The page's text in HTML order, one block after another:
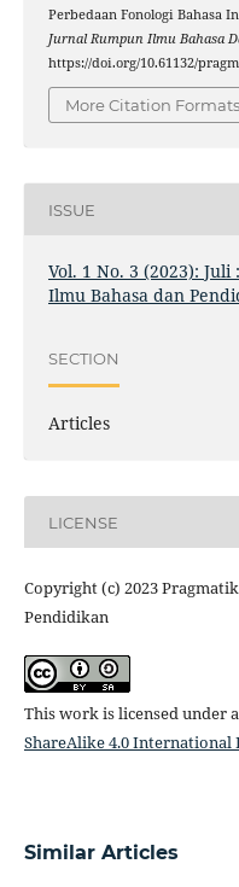
Perbedaan Fonologi Bahasa
Jurnal Rumpun Ilmu Bahasa
https://doi.org/10.61132/
More Citation Formats
ISSUE
Vol. 1 No. 3 (2023):
Ilmu Bahasa dan
SECTION
Articles
LICENSE
Copyright (c) 2023
Pendidikan
This work is licensed under a
ShareAlike 4.0 International
Similar Articles